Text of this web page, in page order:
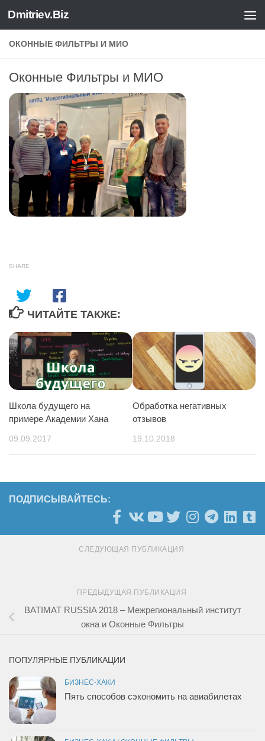
Skip to content
Dmitriev.Biz
ОКОННЫЕ ФИЛЬТРЫ И МИО
Оконные Фильтры и МИО
SHARE
ЧИТАЙТЕ ТАКЖЕ:
Школа будущего на
примере Академии Хана
09.09.2017
Обработка негативных
отзывов
19.10.2018
ПОДПИСЫВАЙТЕСЬ:
СЛЕДУЮЩАЯ ПУБЛИКАЦИЯ
ПРЕДЫДУЩАЯ ПУБЛИКАЦИЯ
BATIMAT RUSSIA 2018 – Межрегиональный институт
окна и Оконные Фильтры
ПОПУЛЯРНЫЕ ПУБЛИКАЦИИ
БИЗНЕС-ХАКИ
Пять способов сэкономить на авиабилетах